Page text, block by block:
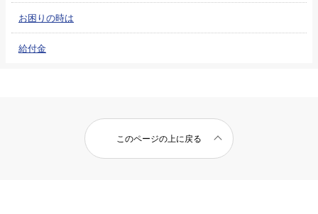
お困りの時は
給付金
このページの上に戻る